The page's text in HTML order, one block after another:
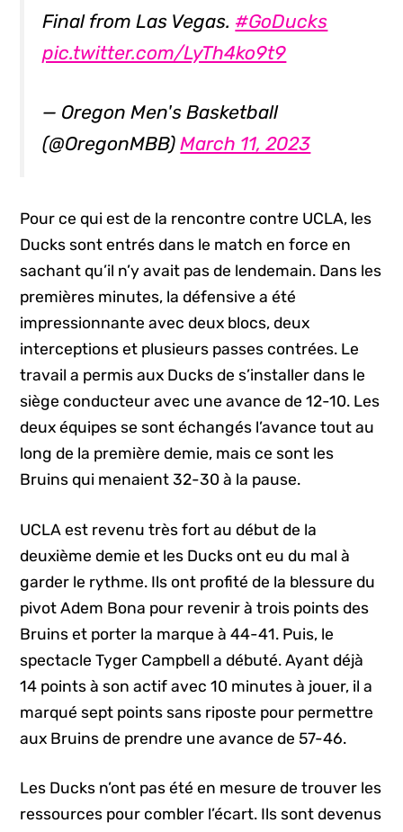
Final from Las Vegas. #GoDucks
pic.twitter.com/LyTh4ko9t9
— Oregon Men's Basketball
(@OregonMBB)March 11, 2023
Pour ce qui est de la rencontre contre UCLA, les
Ducks sont entrés dans le match en force en
sachant qu’il n’y avait pas de lendemain. Dans les
premières minutes, la défensive a été
impressionnante avec deux blocs, deux
interceptions et plusieurs passes contrées. Le
travail a permis aux Ducks de s’installer dans le
siège conducteur avec une avance de 12-10. Les
deux équipes se sont échangés l’avance tout au
long de la première demie, mais ce sont les
Bruins qui menaient 32-30 à la pause.
UCLA est revenu très fort au début de la
deuxième demie et les Ducks ont eu du mal à
garder le rythme. Ils ont profité de la blessure du
pivot Adem Bona pour revenir à trois points des
Bruins et porter la marque à 44-41. Puis, le
spectacle Tyger Campbell a débuté. Ayant déjà
14 points à son actif avec 10 minutes à jouer, il a
marqué sept points sans riposte pour permettre
aux Bruins de prendre une avance de 57-46.
Les Ducks n’ont pas été en mesure de trouver les
ressources pour combler l’écart. Ils sont devenus